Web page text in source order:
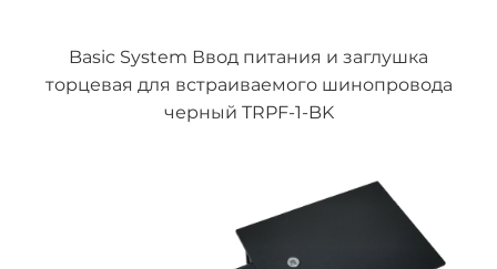
Basic System Ввод питания и заглушка
торцевая для встраиваемого шинопровода
черный TRPF-1-BK